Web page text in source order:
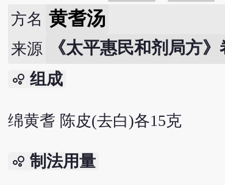
方名 黄耆汤
来源 《太平惠民和剂局方》
bubble_chart 组成
绵黄耆 陈皮(去白)各15克
bubble_chart 制法用量